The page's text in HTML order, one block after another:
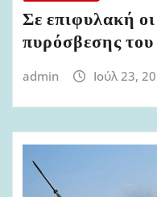
Σε επιφυλακή
πυρόσβεσης
admin Ιούλ 23,